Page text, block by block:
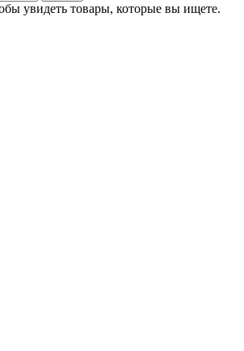
увидеть товары, которые вы ищете.